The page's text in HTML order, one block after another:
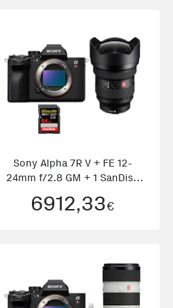
Sony Alpha 7R V + FE 12-
24mm f/2.8 GM + 1 SanDisk
6912,33€